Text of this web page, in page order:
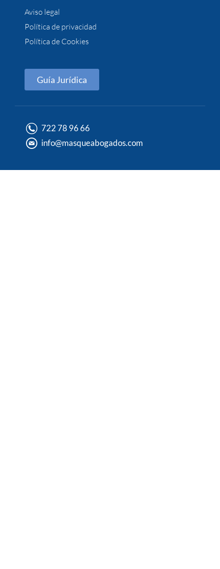
Aviso legal
Política de privacidad
Política de Cookies
Guía Jurídica
722 78 96 66
info@masqueabogados.com